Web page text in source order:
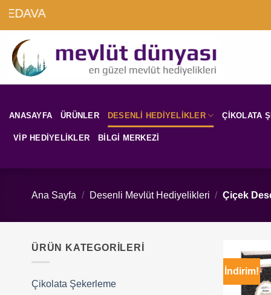
İçeriğe
ANASAYFA ÜRÜNLER DESENLI HEDIYELIKLER ÇIKOLATA
VIP HEDIYELIKLER BILGI MERKEZI
Ana Sayfa / Desenli Mevlüt Hediyelikleri / Çiçek
ÜRÜN KATEGORILERI
Çikolata Şekerleme
İndirim!